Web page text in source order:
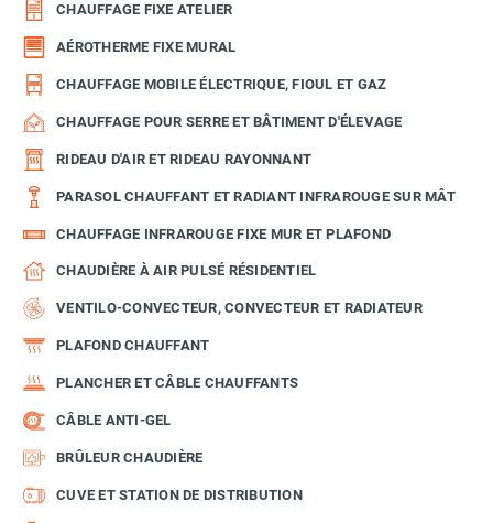
CHAUFFAGE FIXE ATELIER
AÉROTHERME FIXE MURAL
CHAUFFAGE MOBILE ÉLECTRIQUE, FIOUL ET GAZ
CHAUFFAGE POUR SERRE ET BÂTIMENT D'ÉLEVAGE
RIDEAU D'AIR ET RIDEAU RAYONNANT
PARASOL CHAUFFANT ET RADIANT INFRAROUGE SUR MÂT
CHAUFFAGE INFRAROUGE FIXE MUR ET PLAFOND
CHAUDIÈRE À AIR PULSÉ RÉSIDENTIEL
VENTILO-CONVECTEUR, CONVECTEUR ET RADIATEUR
PLAFOND CHAUFFANT
PLANCHER ET CÂBLE CHAUFFANTS
CÂBLE ANTI-GEL
BRÛLEUR CHAUDIÈRE
CUVE ET STATION DE DISTRIBUTION